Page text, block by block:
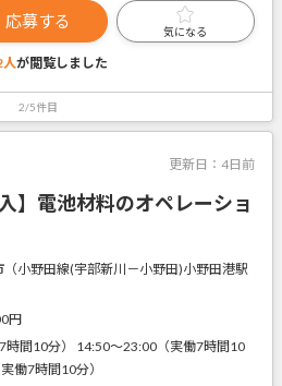
応募する
気になる
人が閲覧しました
2/5件目
更新日： 4日前
】電池材料のオペレーショ
小野田線(宇部新川－小野田)小野田港駅
円
時間10分） 14:50～23:00（実働7時間10
働7時間10分）